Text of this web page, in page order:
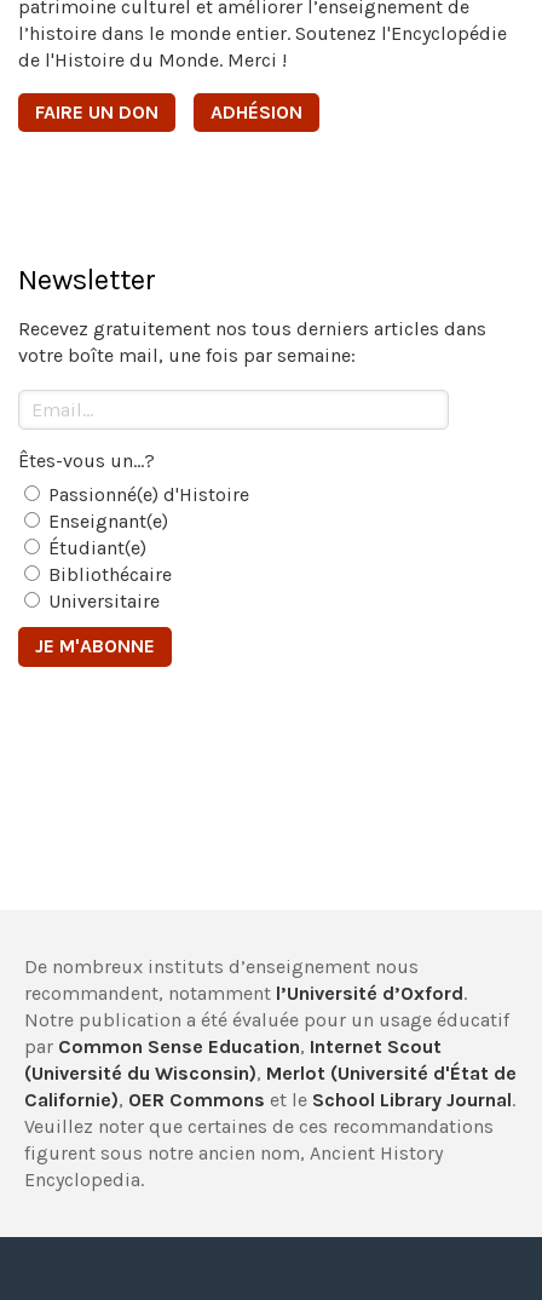
patrimoine culturel et améliorer l’enseignement de
l’histoire dans le monde entier. Soutenez l'Encyclopédie
de l'Histoire du Monde. Merci !
FAIRE UN DON ADHÉSION
Newsletter
Recevez gratuitement nos tous derniers articles dans
votre boîte mail, une fois par semaine:
Êtes-vous un...?
Passionné(e) d'Histoire
Enseignant(e)
Étudiant(e)
Bibliothécaire
Universitaire
De nombreux instituts d’enseignement nous
recommandent, notamment l’Université d’Oxford.
Notre publication a été évaluée pour un usage éducatif
par Common Sense Education, Internet Scout
(Université du Wisconsin), Merlot (Université d'État de
Californie), OER Commons et le School Library Journal.
Veuillez noter que certaines de ces recommandations
figurent sous notre ancien nom, Ancient History
Encyclopedia.